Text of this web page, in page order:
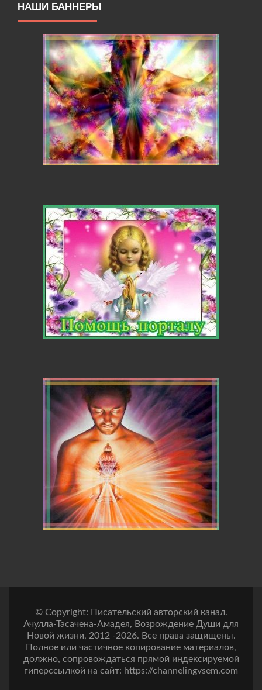
НАШИ БАННЕРЫ
© Copyright: Писательский авторский канал.
Ачулла-Тасачена-Амадея, Возрождение Души для
Новой жизни, 2012 -2026. Все права защищены.
Полное или частичное копирование материалов,
должно, сопровождаться прямой индексируемой
гиперссылкой на сайт: https://channelingvsem.com